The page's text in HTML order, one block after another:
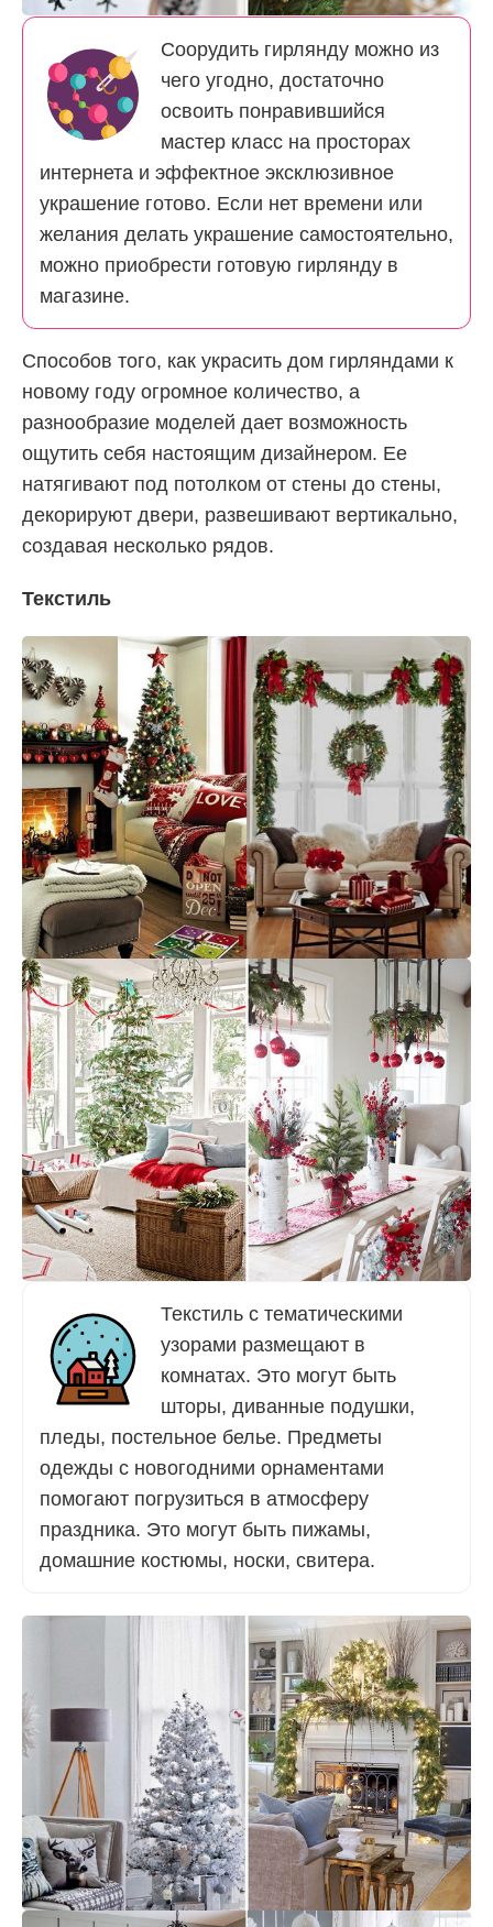
Соорудить гирлянду можно из
чего угодно, достаточно
освоить понравившийся
мастер класс на просторах
интернета и эффектное эксклюзивное
украшение готово. Если нет времени или
желания делать украшение самостоятельно,
можно приобрести готовую гирлянду в
магазине.
Способов того, как украсить дом гирляндами к
новому году огромное количество, а
разнообразие моделей дает возможность
ощутить себя настоящим дизайнером. Ее
натягивают под потолком от стены до стены,
декорируют двери, развешивают вертикально,
создавая несколько рядов.
Текстиль
Текстиль с тематическими
узорами размещают в
комнатах. Это могут быть
шторы, диванные подушки,
пледы, постельное белье. Предметы
одежды с новогодними орнаментами
помогают погрузиться в атмосферу
праздника. Это могут быть пижамы,
домашние костюмы, носки, свитера.